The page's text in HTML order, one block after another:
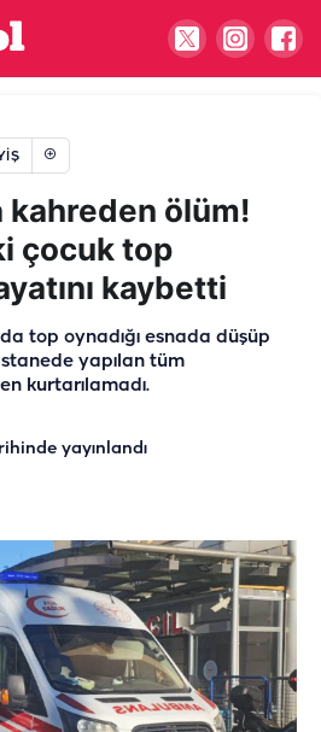
kahreden ölüm!
çocuk top
kaybetti
top oynadığı esnada düşüp
yapılan tüm
kurtarılamadı.
yayınlandı
kaza: Otomobil kontrolden